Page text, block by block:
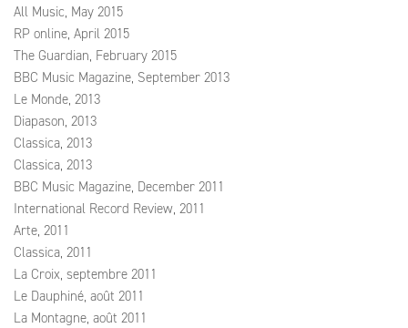
All Music, May 2015
RP online, April 2015
The Guardian, February 2015
BBC Music Magazine, September 2013
Le Monde, 2013
Diapason, 2013
Classica, 2013
Classica, 2013
BBC Music Magazine, December 2011
International Record Review, 2011
Arte, 2011
Classica, 2011
La Croix, septembre 2011
Le Dauphiné, août 2011
La Montagne, août 2011